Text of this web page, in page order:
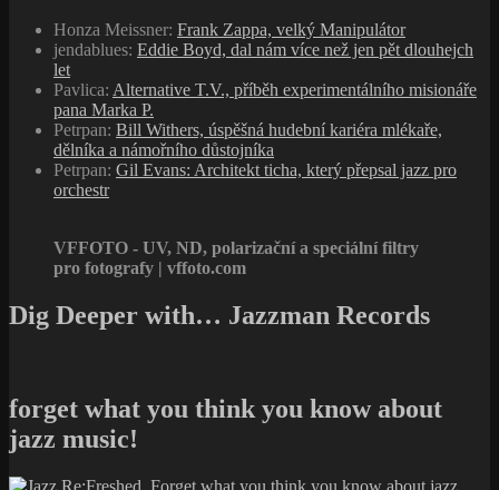
Honza Meissner: Frank Zappa, velký Manipulátor
jendablues: Eddie Boyd, dal nám více než jen pět dlouhejch
let
Pavlica: Alternative T.V., příběh experimentálního misionáře
pana Marka P.
Petrpan: Bill Withers, úspěšná hudební kariéra mlékaře,
dělníka a námořního důstojníka
Petrpan: Gil Evans: Architekt ticha, který přepsal jazz pro
orchestr
VFFOTO - UV, ND, polarizační a speciální filtry
pro fotografy | vffoto.com
Dig Deeper with… Jazzman Records
forget what you think you know about
jazz music!